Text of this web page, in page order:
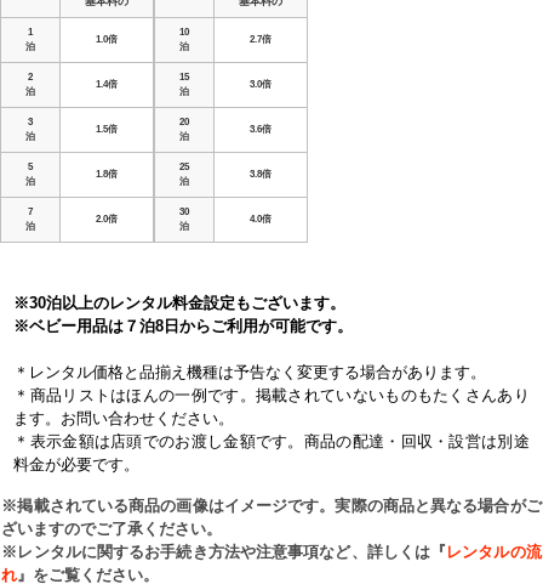
1
泊
1.0倍
2
泊
1.4倍
3
泊
1.5倍
5
泊
1.8倍
7
泊
2.0倍
10
泊
2.7倍
15
泊
3.0倍
20
泊
3.6倍
25
泊
3.8倍
30
泊
4.0倍
※30泊以上のレンタル料金設定もございます。
※ベビー用品は７泊8日からご利用が可能です。
＊レンタル価格と品揃え機種は予告なく変更する場合があります。
＊商品リストはほんの一例です。掲載されていないものもたくさんあり
ます。お問い合わせください。
＊表示金額は店頭でのお渡し金額です。商品の配達・回収・設営は別途
料金が必要です。
※掲載されている商品の画像はイメージです。実際の商品と異なる場合がご
ざいますのでご了承ください。
※レンタルに関するお手続き方法や注意事項など、詳しくは『 レンタルの流
れ』をご覧ください。